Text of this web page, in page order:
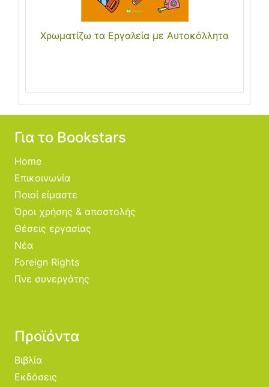
Χρωματίζω τα Εργαλεία με Αυτοκόλλητα
Για το Bookstars
Home
Επικοινωνία
Ποιοί είμαστε
Όροι χρήσης & αποστολής
Θέσεις εργασίας
Νέα
Foreign Rights
Γίνε συνεργάτης
Προϊόντα
Βιβλία
Εκδόσεις